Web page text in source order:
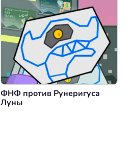
ФНФ против Рунеригуса
Луны